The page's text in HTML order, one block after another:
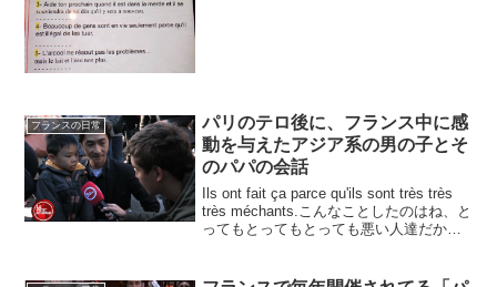
フランスの日常
パリのテロ後に、フランス中に感
動を与えたアジア系の男の子とそ
のパパの会話
Ils ont fait ça parce qu'ils sont très très
très méchants.こんなことしたのはね、と
ってもとってもとっても悪い人達だから